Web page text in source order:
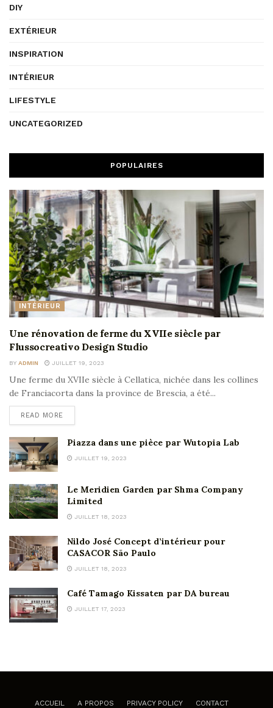
DIY
EXTÉRIEUR
INSPIRATION
INTÉRIEUR
LIFESTYLE
UNCATEGORIZED
POPULAIRES
INTÉRIEUR
Une rénovation de ferme du XVIIe siècle par
Flussocreativo Design Studio
BY ADMIN JUILLET 19, 2023
Une ferme du XVIIe siècle à Cellatica, nichée dans les collines
de Franciacorta dans la province de Brescia, a été...
READ MORE
Piazza dans une pièce par Wutopia Lab
JUILLET 19, 2023
Le Meridien Garden par Shma Company
Limited
JUILLET 18, 2023
Nildo José Concept d’intérieur pour
CASACOR São Paulo
JUILLET 18, 2023
Café Tamago Kissaten par DA bureau
JUILLET 17, 2023
ACCUEIL A PROPOS PRIVACY POLICY CONTACT